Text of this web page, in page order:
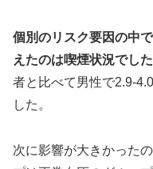
個別のリスク要因の中
えたのは喫煙状況でした
者と比べて男性で2.9-
した。
次に影響が大きかった